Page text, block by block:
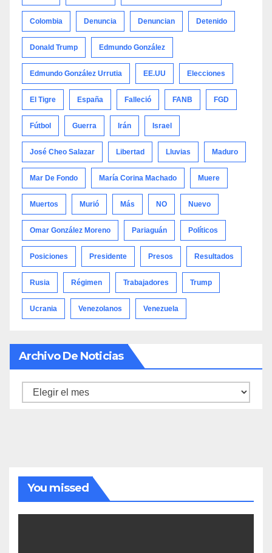
Colombia Denuncia Denuncian Detenido
Donald Trump Edmundo González
Edmundo González Urrutia EE.UU Elecciones
El Tigre España Falleció FANB FGD
Fútbol Guerra Irán Israel
José Cheo Salazar Libertad Lluvias Maduro
Mar De Fondo María Corina Machado Muere
Muertos Murió Más NO Nuevo
Omar González Moreno Pariaguán Políticos
Posiciones Presidente Presos Resultados
Rusia Régimen Trabajadores Trump
Ucrania Venezolanos Venezuela
Archivo De Noticias
Archivo
You missed